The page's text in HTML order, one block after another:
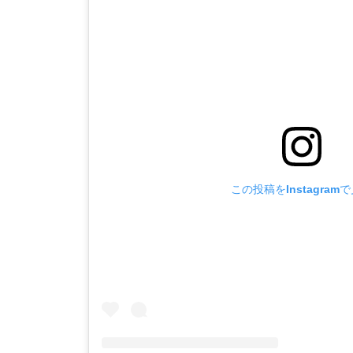
この投稿をInstagramで